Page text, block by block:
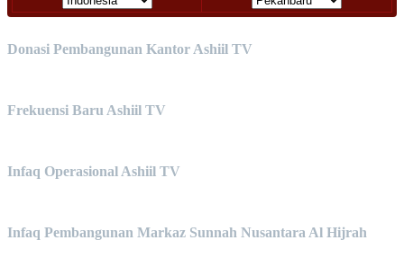
Donasi Pembangunan Kantor Ashiil TV
Frekuensi Baru Ashiil TV
Infaq Operasional Ashiil TV
Infaq Pembangunan Markaz Sunnah Nusantara Al Hijrah